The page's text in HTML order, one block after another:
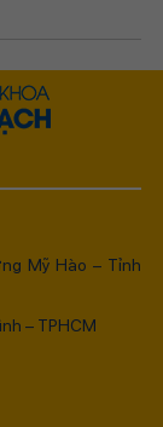
Mỹ Hào – Tỉnh
– TPHCM